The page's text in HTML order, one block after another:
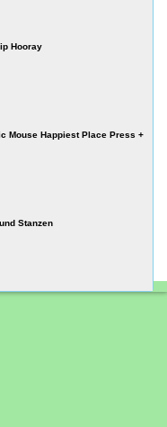
Hooray
Mouse Happiest Place Press +
Stanzen